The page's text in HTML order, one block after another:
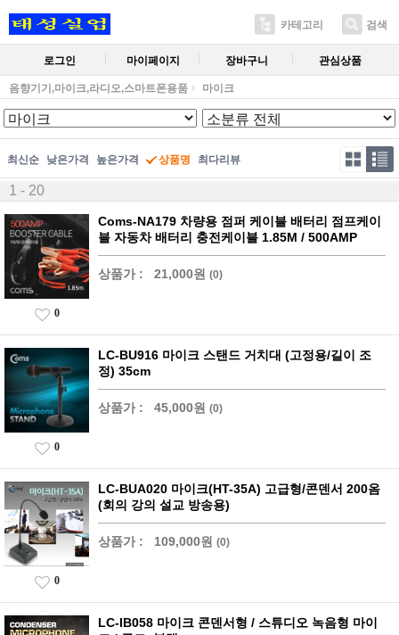
카테고리 검색
로그인 마이페이지 장바구니 관심상품
음향기기,마이크,라디오,스마트폰용품 마이크
최신순 낮은가격 높은가격 상품명 최다리뷰
1 - 20
Coms-NA179 차량용 점퍼 케이블 배터리 점프케이
블 자동차 배터리 충전케이블 1.85M / 500AMP
상품가 : 21,000원 (0)
0
LC-BU916 마이크 스탠드 거치대 (고정용/길이 조
정) 35cm
상품가 : 45,000원 (0)
0
LC-BUA020 마이크(HT-35A) 고급형/콘덴서 200옴
(회의 강의 설교 방송용)
상품가 : 109,000원 (0)
0
LC-IB058 마이크 콘덴서형 / 스튜디오 녹음형 마이